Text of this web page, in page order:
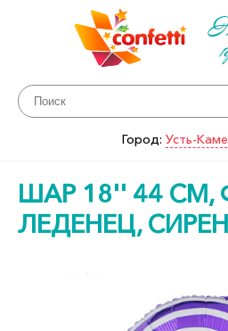
Город: Усть-
ШАР 18'' 44 СМ,
ЛЕДЕНЕЦ,